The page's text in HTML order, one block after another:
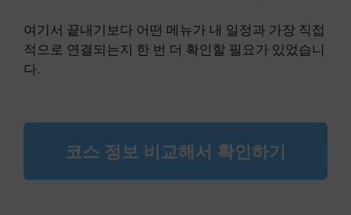
여기서 끝내기보다 어떤 메뉴가 내 일정과 가장 직접
적으로 연결되는지 한 번 더 확인할 필요가 있었습니
다.
코스 정보 비교해서 확인하기